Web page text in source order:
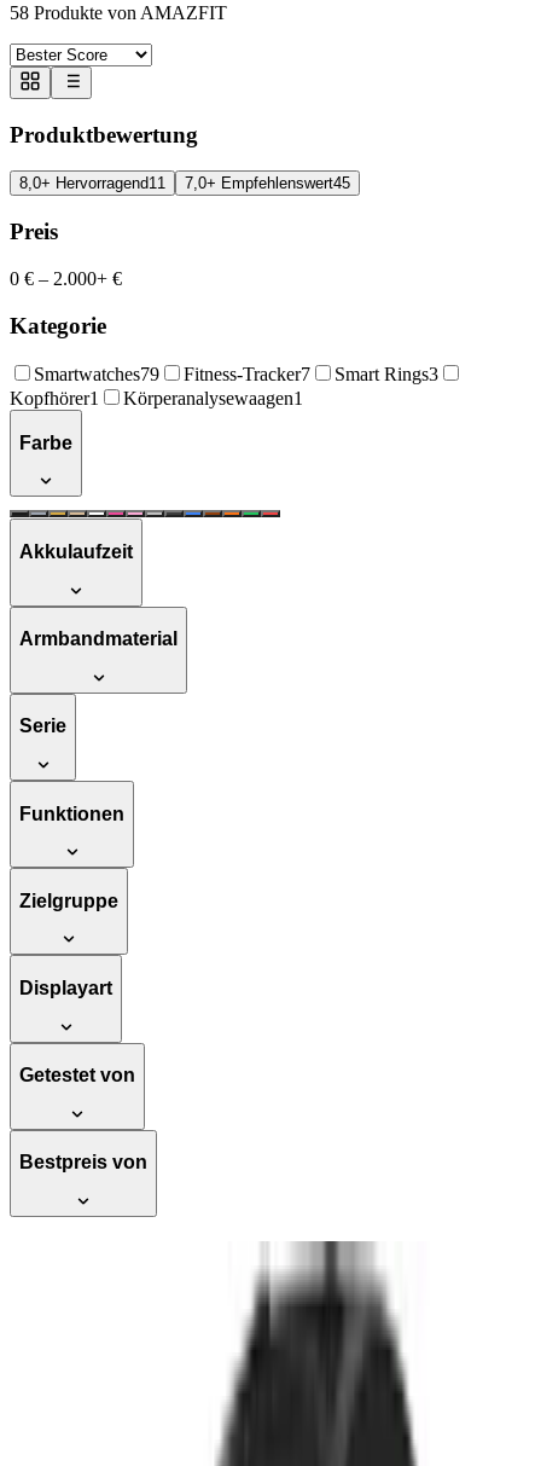
58 Produkte von AMAZFIT
Produktbewertung
8,0+ Hervorragend11 7,0+ Empfehlenswert45
Preis
0 € – 2.000+ €
Kategorie
Smartwatches79 Fitness-Tracker7 Smart Rings3
Kopfhörer1 Körperanalysewaagen1
Farbe
Akkulaufzeit
Armbandmaterial
Serie
Funktionen
Zielgruppe
Displayart
Getestet von
Bestpreis von
Outdoor Smartwatch mit 51 mm
Titangehäuse, 1,5" Saphir AMOLED
Display, Taschenlampe, 30 Tage
Akkulaufzeit, 10 ATM Wasserdichtigkeit,
180+ Sportmodi für Android & iPhone